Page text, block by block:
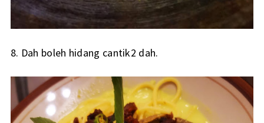
8. Dah boleh hidang cantik2 dah.